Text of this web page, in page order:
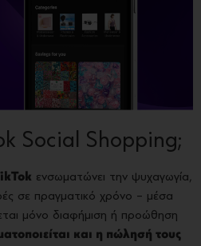
Social Shopping;
ενσωματώνει την ψυχαγωγία,
σε πραγματικό χρόνο – μέσα
μόνο διαφήμιση ή προώθηση
και η πώλησή τους